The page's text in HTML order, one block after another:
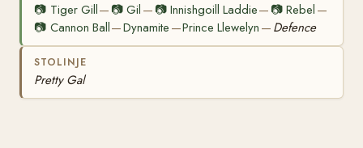
📷 Tiger Gill— 📷Gil — 📷 Innishgoill Laddie— 📷 Rebel —
📷 Cannon Ball—Dynamite —Prince Llewelyn — Defence
STOLINJE
Pretty Gal